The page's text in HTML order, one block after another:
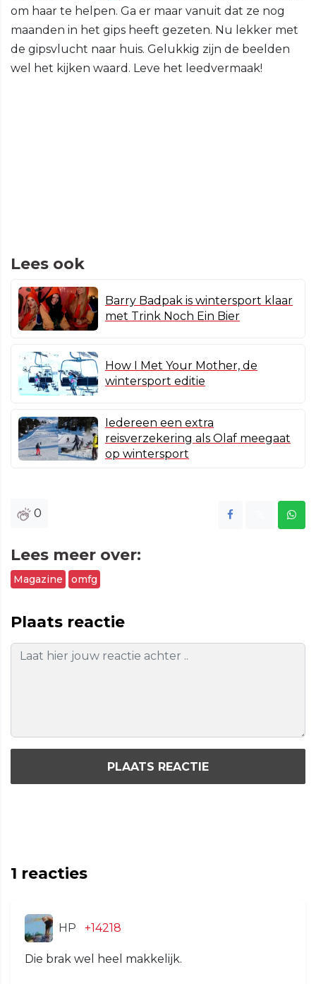
om haar te helpen. Ga er maar vanuit dat ze nog
maanden in het gips heeft gezeten. Nu lekker met
de gipsvlucht naar huis. Gelukkig zijn de beelden
wel het kijken waard. Leve het leedvermaak!
Lees ook
Barry Badpak is wintersport klaar
met Trink Noch Ein Bier
How I Met Your Mother, de
wintersport editie
Iedereen een extra
reisverzekering als Olaf meegaat
op wintersport
0
Lees meer over:
Magazine omfg
Plaats reactie
PLAATS REACTIE
1 reacties
HP +14218
Die brak wel heel makkelijk.